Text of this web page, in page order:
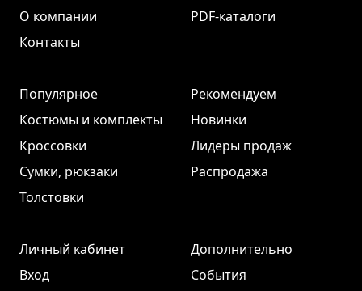
О компании
Контакты
PDF-каталоги
Популярное
Костюмы и комплекты
Кроссовки
Сумки, рюкзаки
Толстовки
Рекомендуем
Новинки
Лидеры продаж
Распродажа
Личный кабинет
Вход
Дополнительно
События